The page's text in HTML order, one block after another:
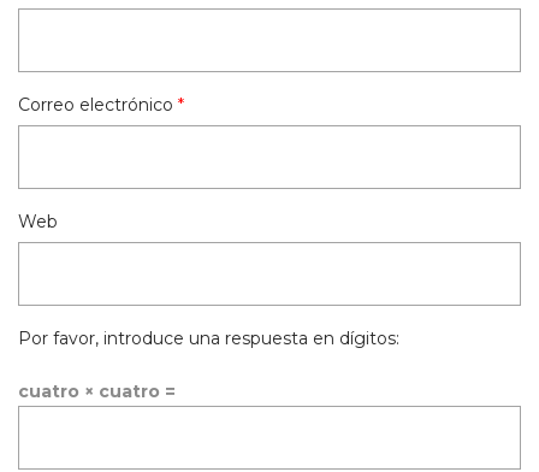
Correo electrónico *
Web
Por favor, introduce una respuesta en dígitos:
cuatro × cuatro =